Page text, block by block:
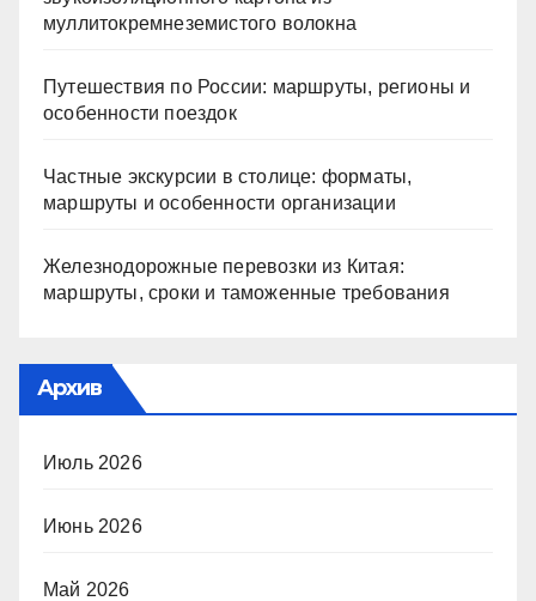
муллитокремнеземистого волокна
Путешествия по России: маршруты, регионы и
особенности поездок
Частные экскурсии в столице: форматы,
маршруты и особенности организации
Железнодорожные перевозки из Китая:
маршруты, сроки и таможенные требования
Архив
Июль 2026
Июнь 2026
Май 2026